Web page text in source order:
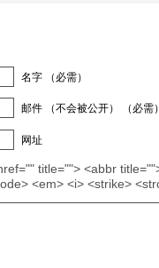
名字 （必需）
邮件 （不会被公开） （必需
网址
title=""> <abbr
<em> <i> <strike>